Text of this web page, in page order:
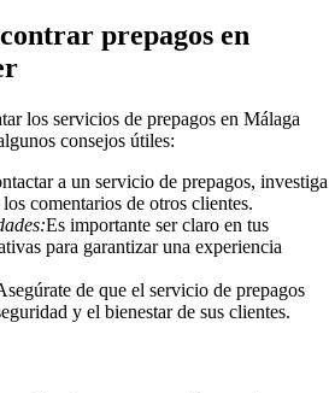
prepagos en
los servicios de prepagos en Málaga
consejos útiles:
a un servicio de prepagos, investiga
comentarios de otros clientes.
Es importante ser claro en tus
para garantizar una experiencia
de que el servicio de prepagos
y el bienestar de sus clientes.